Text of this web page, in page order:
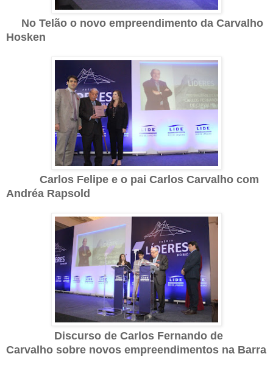
No Telão o novo empreendimento da Carvalho
Hosken
Carlos Felipe e o pai Carlos Carvalho com
Andréa Rapsold
Discurso de Carlos Fernando de
Carvalho sobre novos empreendimentos na Barra